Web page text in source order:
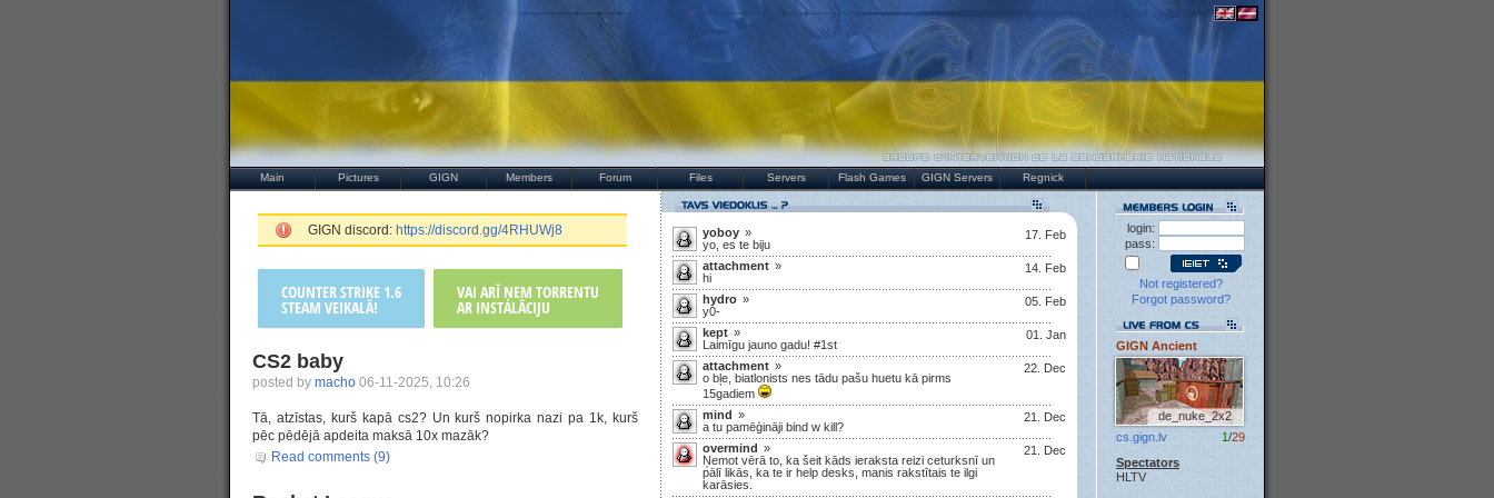
Main Pictures GIGN Members Forum Files Servers Flash Games GIGN Servers Regnick
GIGN discord: https://discord.gg/4RHUWj8
COUNTER STRIKE 1.6
STEAM VEIKALĀ!
VAI ARĪ ŅEM TORRENTU
AR INSTALĀCIJU
CS2 baby
posted by macho 06-11-2025, 10:26
Tā, atzīstas, kurš kapā cs2? Un kurš nopirka nazi pa 1k, kurš
pēc pēdējā apdeita maksā 10x mazāk?
Read comments (9)
yoboy »
yo, es te biju
17. Feb
attachment »
hi
14. Feb
hydro »
y0-
05. Feb
kept »
Laimīgu jauno gadu! #1st
01. Jan
attachment »
o bļe, biatlonists nes tādu pašu huetu kā pirms
15gadiem
22. Dec
mind »
a tu pamēģināji bind w kill?
21. Dec
overmind »
Ņemot vērā to, ka šeit kāds ieraksta reizi ceturksnī un
pālī likās, ka te ir help desks, manis rakstītais te ilgi
karāsies.
21. Dec
login:
pass:
Not registered?
Forgot password?
GIGN Ancient
de_nuke_2x2
1/29
cs.gign.lv
Spectators
HLTV